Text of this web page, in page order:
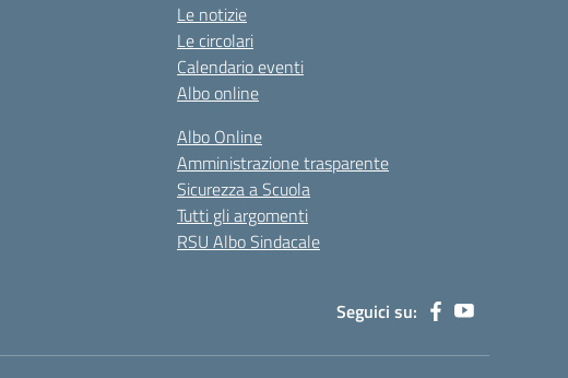
Le notizie
Le circolari
Calendario eventi
Albo online
Albo Online
Amministrazione trasparente
Sicurezza a Scuola
Tutti gli argomenti
RSU Albo Sindacale
Seguici su: